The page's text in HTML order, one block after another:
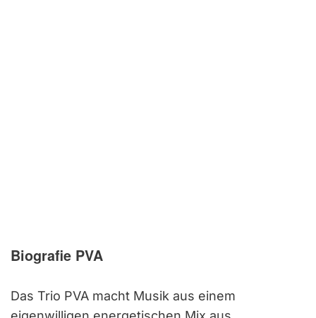
Biografie PVA
Das Trio PVA macht Musik aus einem